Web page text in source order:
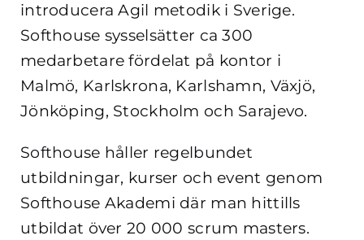
introducera Agil metodik i Sverige.
Softhouse sysselsätter ca 300
medarbetare fördelat på kontor i
Malmö, Karlskrona, Karlshamn, Växjö,
Jönköping, Stockholm och Sarajevo.
Softhouse håller regelbundet
utbildningar, kurser och event genom
Softhouse Akademi där man hittills
utbildat över 20 000 scrum masters.